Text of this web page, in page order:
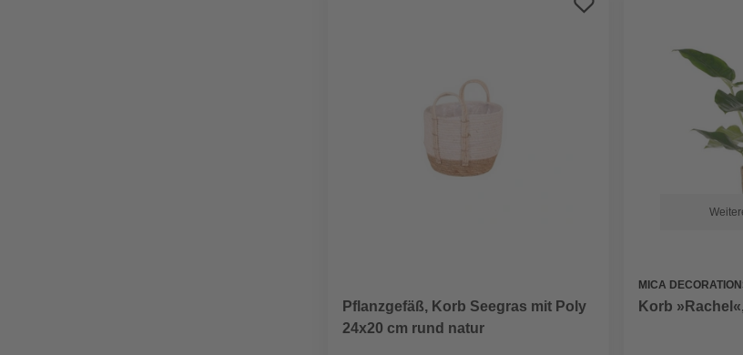
Pflanzgefäß, Korb Seegras mit Poly
24x20 cm rund natur
MICA
Korb